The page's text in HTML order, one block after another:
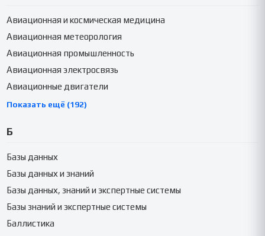
Авиационная и космическая медицина
Авиационная метеорология
Авиационная промышленность
Авиационная электросвязь
Авиационные двигатели
Показать ещё (192)
Б
Базы данных
Базы данных и знаний
Базы данных, знаний и экспертные системы
Базы знаний и экспертные системы
Баллистика